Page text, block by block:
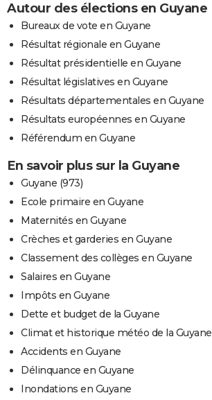
Autour des élections en Guyane
Bureaux de vote en Guyane
Résultat régionale en Guyane
Résultat présidentielle en Guyane
Résultat législatives en Guyane
Résultats départementales en Guyane
Résultats européennes en Guyane
Référendum en Guyane
En savoir plus sur la Guyane
Guyane (973)
Ecole primaire en Guyane
Maternités en Guyane
Crèches et garderies en Guyane
Classement des collèges en Guyane
Salaires en Guyane
Impôts en Guyane
Dette et budget de la Guyane
Climat et historique météo de la Guyane
Accidents en Guyane
Délinquance en Guyane
Inondations en Guyane